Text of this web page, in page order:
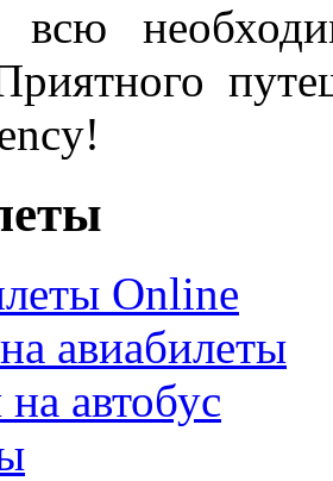
всю
Online
авиабилеты
автобус